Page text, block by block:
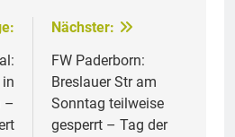
–
Nächster:
FW Paderborn:
Breslauer Str am
Sonntag teilweise
gesperrt – Tag der